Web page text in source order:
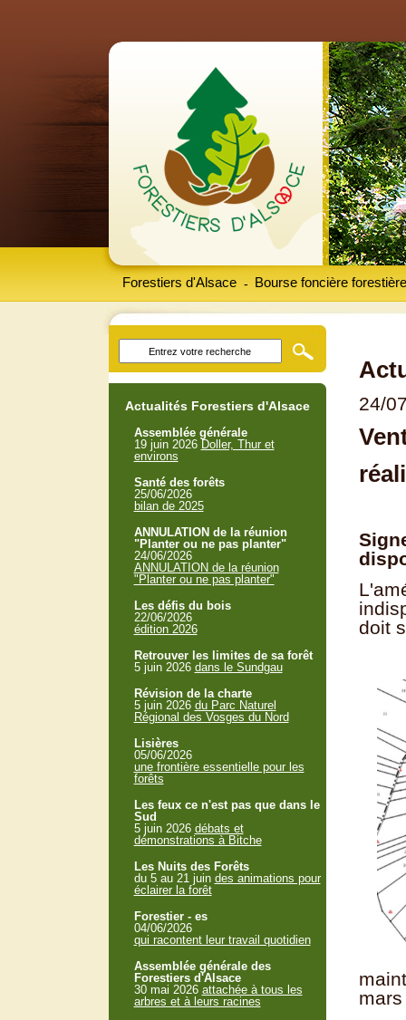
Forestiers d'Alsace Bourse foncière forestière
-
24/
doit
Actualités Forestiers d'Alsace
Assemblée générale
19 juin 2026 Doller, Thur et
environs
Santé des forêts
25/06/2026
bilan de 2025
ANNULATION de la réunion
"Planter ou ne pas planter"
24/06/2026
ANNULATION de la réunion
"Planter ou ne pas planter"
Les défis du bois
22/06/2026
édition 2026
Retrouver les limites de sa forêt
5 juin 2026 dans le Sundgau
Révision de la charte
5 juin 2026 du Parc Naturel
Régional des Vosges du Nord
Lisières
05/06/2026
une frontière essentielle pour les
forêts
Les feux ce n'est pas que dans le
Sud
5 juin 2026 débats et
démonstrations à Bitche
Les Nuits des Forêts
du 5 au 21 juin des animations pour
éclairer la forêt
Forestier - es
04/06/2026
qui racontent leur travail quotidien
Assemblée générale des
Forestiers d'Alsace
30 mai 2026 attachée à tous les
arbres et à leurs racines